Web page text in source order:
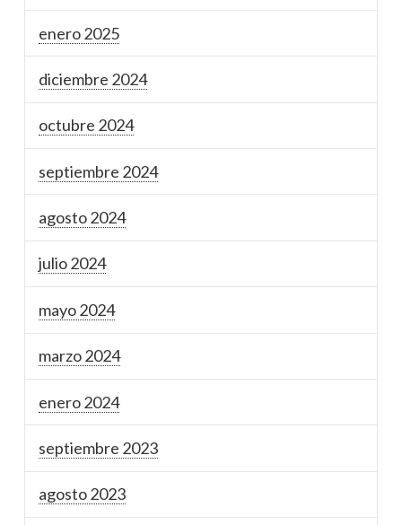
enero 2025
diciembre 2024
octubre 2024
septiembre 2024
agosto 2024
julio 2024
mayo 2024
marzo 2024
enero 2024
septiembre 2023
agosto 2023